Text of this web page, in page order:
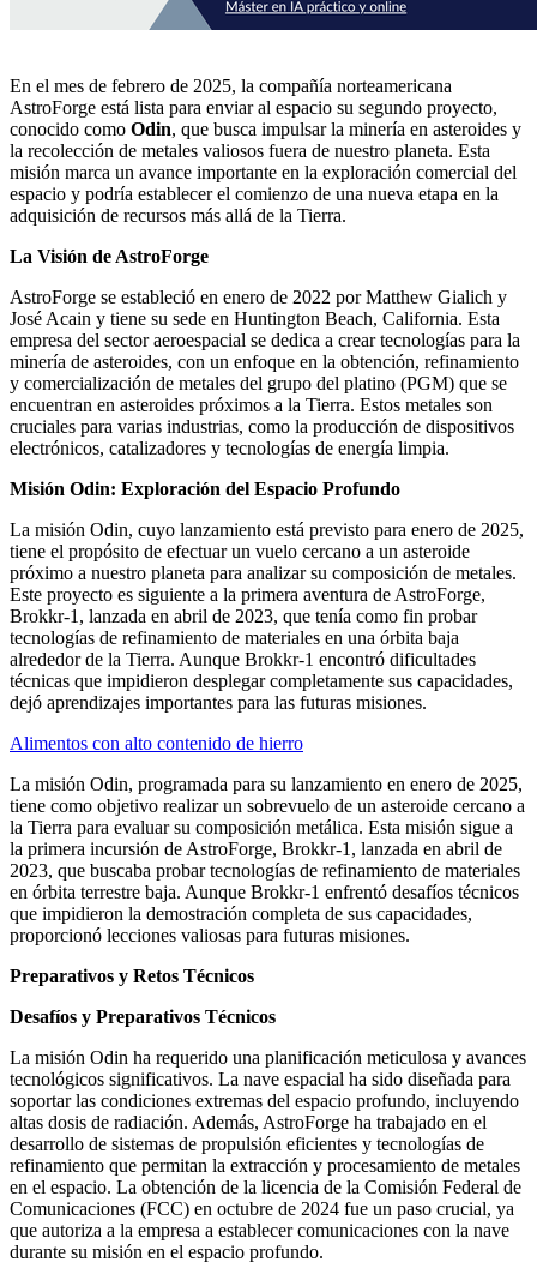
En el mes de febrero de 2025, la compañía norteamericana
AstroForge está lista para enviar al espacio su segundo proyecto,
conocido como Odin, que busca impulsar la minería en asteroides y
la recolección de metales valiosos fuera de nuestro planeta. Esta
misión marca un avance importante en la exploración comercial del
espacio y podría establecer el comienzo de una nueva etapa en la
adquisición de recursos más allá de la Tierra.
La Visión de AstroForge
AstroForge se estableció en enero de 2022 por Matthew Gialich y
José Acain y tiene su sede en Huntington Beach, California. Esta
empresa del sector aeroespacial se dedica a crear tecnologías para la
minería de asteroides, con un enfoque en la obtención, refinamiento
y comercialización de metales del grupo del platino (PGM) que se
encuentran en asteroides próximos a la Tierra. Estos metales son
cruciales para varias industrias, como la producción de dispositivos
electrónicos, catalizadores y tecnologías de energía limpia.
Misión Odin: Exploración del Espacio Profundo
La misión Odin, cuyo lanzamiento está previsto para enero de 2025,
tiene el propósito de efectuar un vuelo cercano a un asteroide
próximo a nuestro planeta para analizar su composición de metales.
Este proyecto es siguiente a la primera aventura de AstroForge,
Brokkr-1, lanzada en abril de 2023, que tenía como fin probar
tecnologías de refinamiento de materiales en una órbita baja
alrededor de la Tierra. Aunque Brokkr-1 encontró dificultades
técnicas que impidieron desplegar completamente sus capacidades,
dejó aprendizajes importantes para las futuras misiones.
Alimentos con alto contenido de hierro
La misión Odin, programada para su lanzamiento en enero de 2025,
tiene como objetivo realizar un sobrevuelo de un asteroide cercano a
la Tierra para evaluar su composición metálica. Esta misión sigue a
la primera incursión de AstroForge, Brokkr-1, lanzada en abril de
2023, que buscaba probar tecnologías de refinamiento de materiales
en órbita terrestre baja. Aunque Brokkr-1 enfrentó desafíos técnicos
que impidieron la demostración completa de sus capacidades,
proporcionó lecciones valiosas para futuras misiones.
Preparativos y Retos Técnicos
Desafíos y Preparativos Técnicos
La misión Odin ha requerido una planificación meticulosa y avances
tecnológicos significativos. La nave espacial ha sido diseñada para
soportar las condiciones extremas del espacio profundo, incluyendo
altas dosis de radiación. Además, AstroForge ha trabajado en el
desarrollo de sistemas de propulsión eficientes y tecnologías de
refinamiento que permitan la extracción y procesamiento de metales
en el espacio. La obtención de la licencia de la Comisión Federal de
Comunicaciones (FCC) en octubre de 2024 fue un paso crucial, ya
que autoriza a la empresa a establecer comunicaciones con la nave
durante su misión en el espacio profundo.